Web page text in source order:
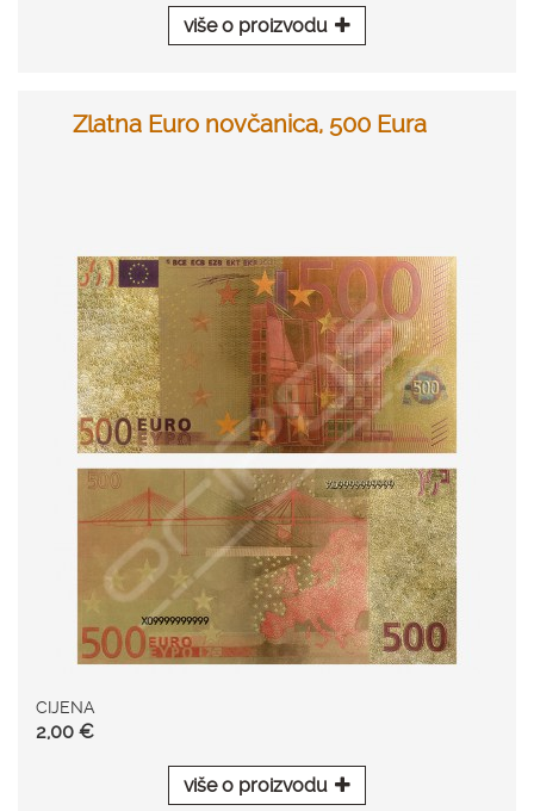
više o proizvodu
Zlatna Euro novčanica, 500 Eura
CIJENA
2,00 €
više o proizvodu